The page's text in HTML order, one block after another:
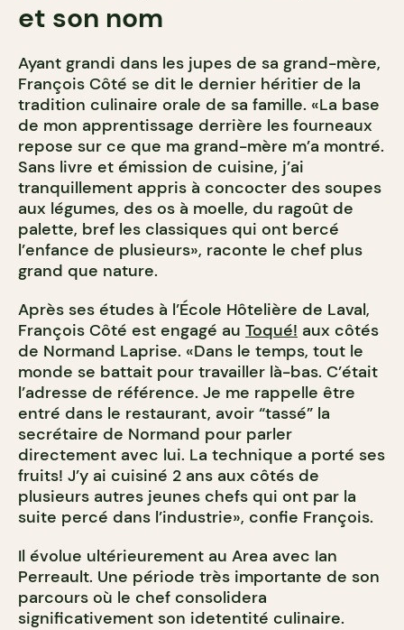
et son nom
Ayant grandi dans les jupes de sa grand-mère,
François Côté se dit le dernier héritier de la
tradition culinaire orale de sa famille. «La base
de mon apprentissage derrière les fourneaux
repose sur ce que ma grand-mère m’a montré.
Sans livre et émission de cuisine, j’ai
tranquillement appris à concocter des soupes
aux légumes, des os à moelle, du ragoût de
palette, bref les classiques qui ont bercé
l’enfance de plusieurs», raconte le chef plus
grand que nature.
Après ses études à l’École Hôtelière de Laval,
François Côté est engagé au Toqué! aux côtés
de Normand Laprise. «Dans le temps, tout le
monde se battait pour travailler là-bas. C’était
l’adresse de référence. Je me rappelle être
entré dans le restaurant, avoir “tassé” la
secrétaire de Normand pour parler
directement avec lui. La technique a porté ses
fruits! J’y ai cuisiné 2 ans aux côtés de
plusieurs autres jeunes chefs qui ont par la
suite percé dans l’industrie», confie François.
Il évolue ultérieurement au Area avec Ian
Perreault. Une période très importante de son
parcours où le chef consolidera
significativement son idetentité culinaire.